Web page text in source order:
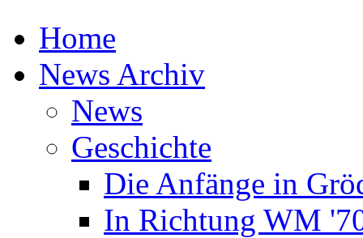
Home
News Archiv
News
Geschichte
Die Anfänge in
In Richtung WM